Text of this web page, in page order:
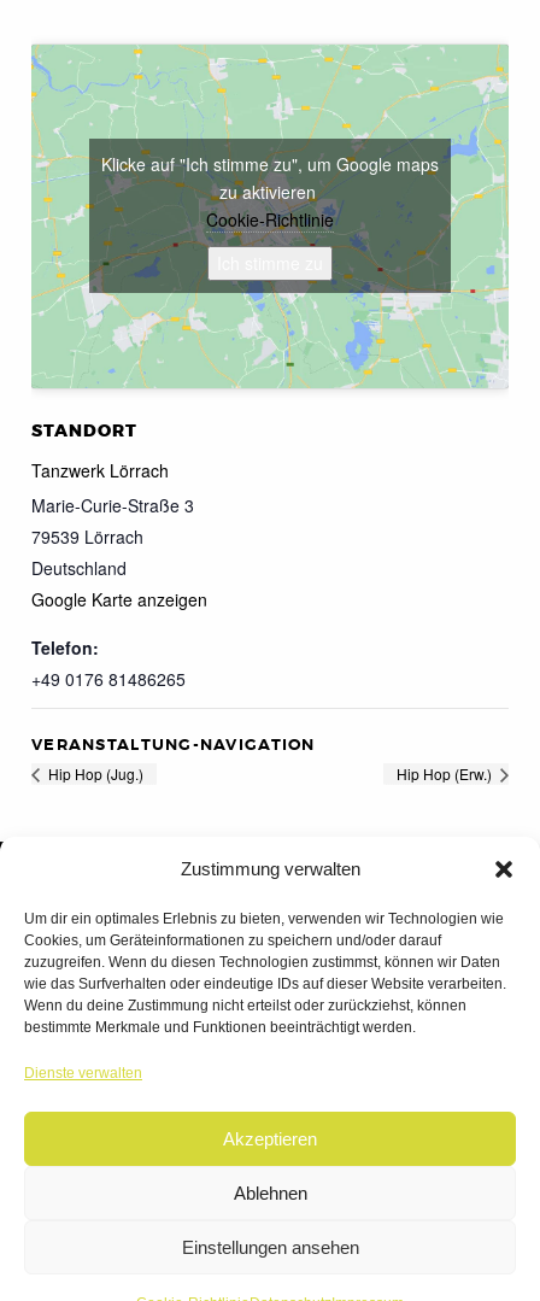
Zustimmung verwalten
Um dir ein optimales Erlebnis zu bieten, verwenden wir Technologien wie
Cookies, um Geräteinformationen zu speichern und/oder darauf
zuzugreifen. Wenn du diesen Technologien zustimmst, können wir Daten
wie das Surfverhalten oder eindeutige IDs auf dieser Website verarbeiten.
Wenn du deine Zustimmung nicht erteilst oder zurückziehst, können
bestimmte Merkmale und Funktionen beeinträchtigt werden.
Dienste verwalten
Akzeptieren
Ablehnen
Einstellungen ansehen
STANDORT
Tanzwerk Lörrach
Marie-Curie-Straße 3
79539 Lörrach
Deutschland
Google Karte anzeigen
Telefon:
+49 0176 81486265
Klicke auf "Ich stimme zu", um Google maps
zu aktivieren
Cookie-Richtlinie
VERANSTALTUNG-NAVIGATION
Hip Hop (Jug.) Hip Hop (Erw.)
© 2026 | TANZWERK
DATENSCHUTZ